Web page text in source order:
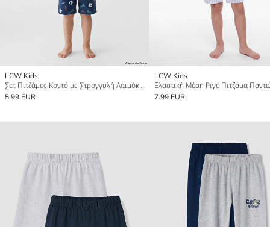
LCW Kids
Σετ Πιτζάμες Κοντό με Στρογγυλή Λαιμόκοψη για Αγόρια
5.99 EUR
LCW Kids
7.99 EUR